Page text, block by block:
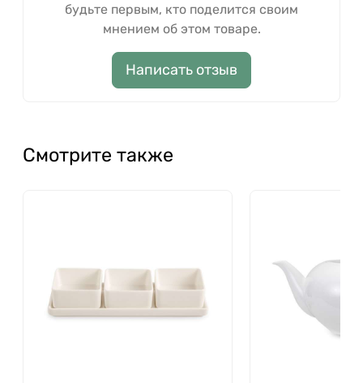
будьте первым, кто поделится своим
мнением об этом товаре.
Написать отзыв
Смотрите также